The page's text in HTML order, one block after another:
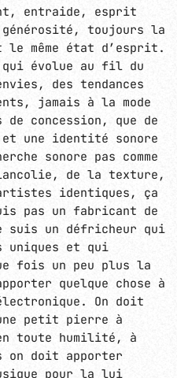
entraide, esprit
générosité, toujours la
même état d’esprit.
qui évolue au fil du
des tendances
jamais à la mode
concession, que de
une identité sonore
sonore pas comme
de la texture,
identiques, ça
pas un fabricant de
suis un défricheur qui
uniques et qui
fois un peu plus la
quelque chose à
On doit
petit pierre à
toute humilité, à
on doit apporter
pour la lui